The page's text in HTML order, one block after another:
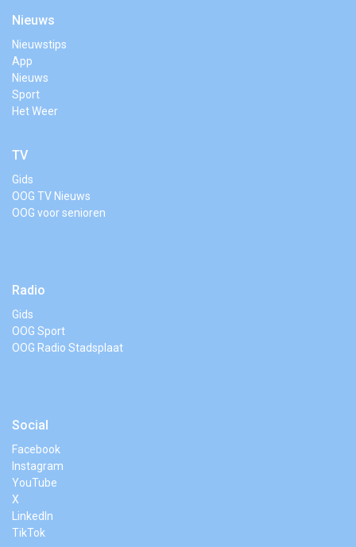
Nieuws
Nieuwstips
App
Nieuws
Sport
Het Weer
TV
Gids
OOG TV Nieuws
OOG voor senioren
Radio
Gids
OOG Sport
OOG Radio Stadsplaat
Social
Facebook
Instagram
YouTube
X
LinkedIn
TikTok